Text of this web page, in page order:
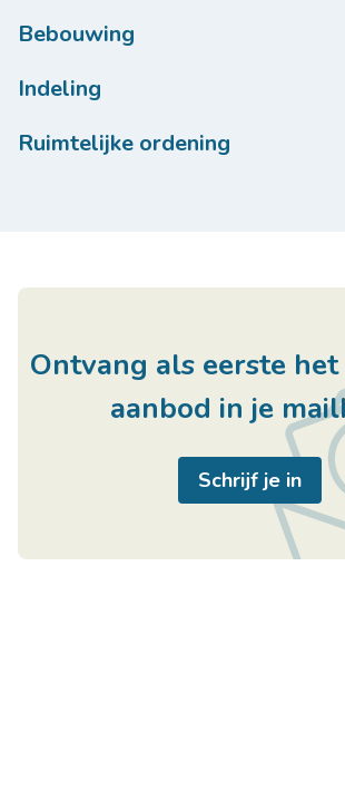
Bebouwing
Indeling
Ruimtelijke ordening
Ontvang als eerste
aanbod in je
Schrijf je in